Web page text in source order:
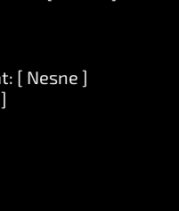
[ Nesne ]